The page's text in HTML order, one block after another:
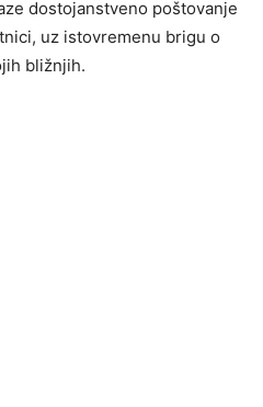
dostojanstveno poštovanje
uz istovremenu brigu o
bližnjih.